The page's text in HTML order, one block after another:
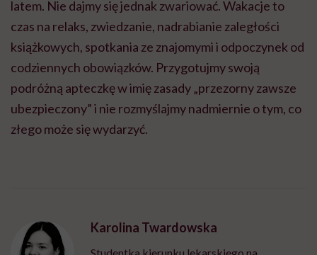
latem. Nie dajmy się jednak zwariować. Wakacje to
czas na relaks, zwiedzanie, nadrabianie zaległości
książkowych, spotkania ze znajomymi i odpoczynek od
codziennych obowiązków. Przygotujmy swoją
podróżną apteczkę w imię zasady „przezorny zawsze
ubezpieczony” i nie rozmyślajmy nadmiernie o tym, co
złego może się wydarzyć.
Karolina Twardowska
Studentka kierunku lekarskiego na